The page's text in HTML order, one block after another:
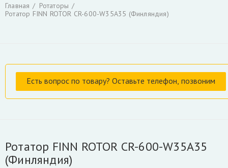
Фильтры и фильтроэлементы для гидроманипуляторов
Коробка отбора мощности КАМАЗ и другие
РВД производство, ремонт, продажа
Скрыть
Главная
Ротаторы
Ротатор FINN ROTOR CR-600-W35A35 (Финляндия)
Ротатор FINN ROTOR CR-600-W35A35
(Финляндия)